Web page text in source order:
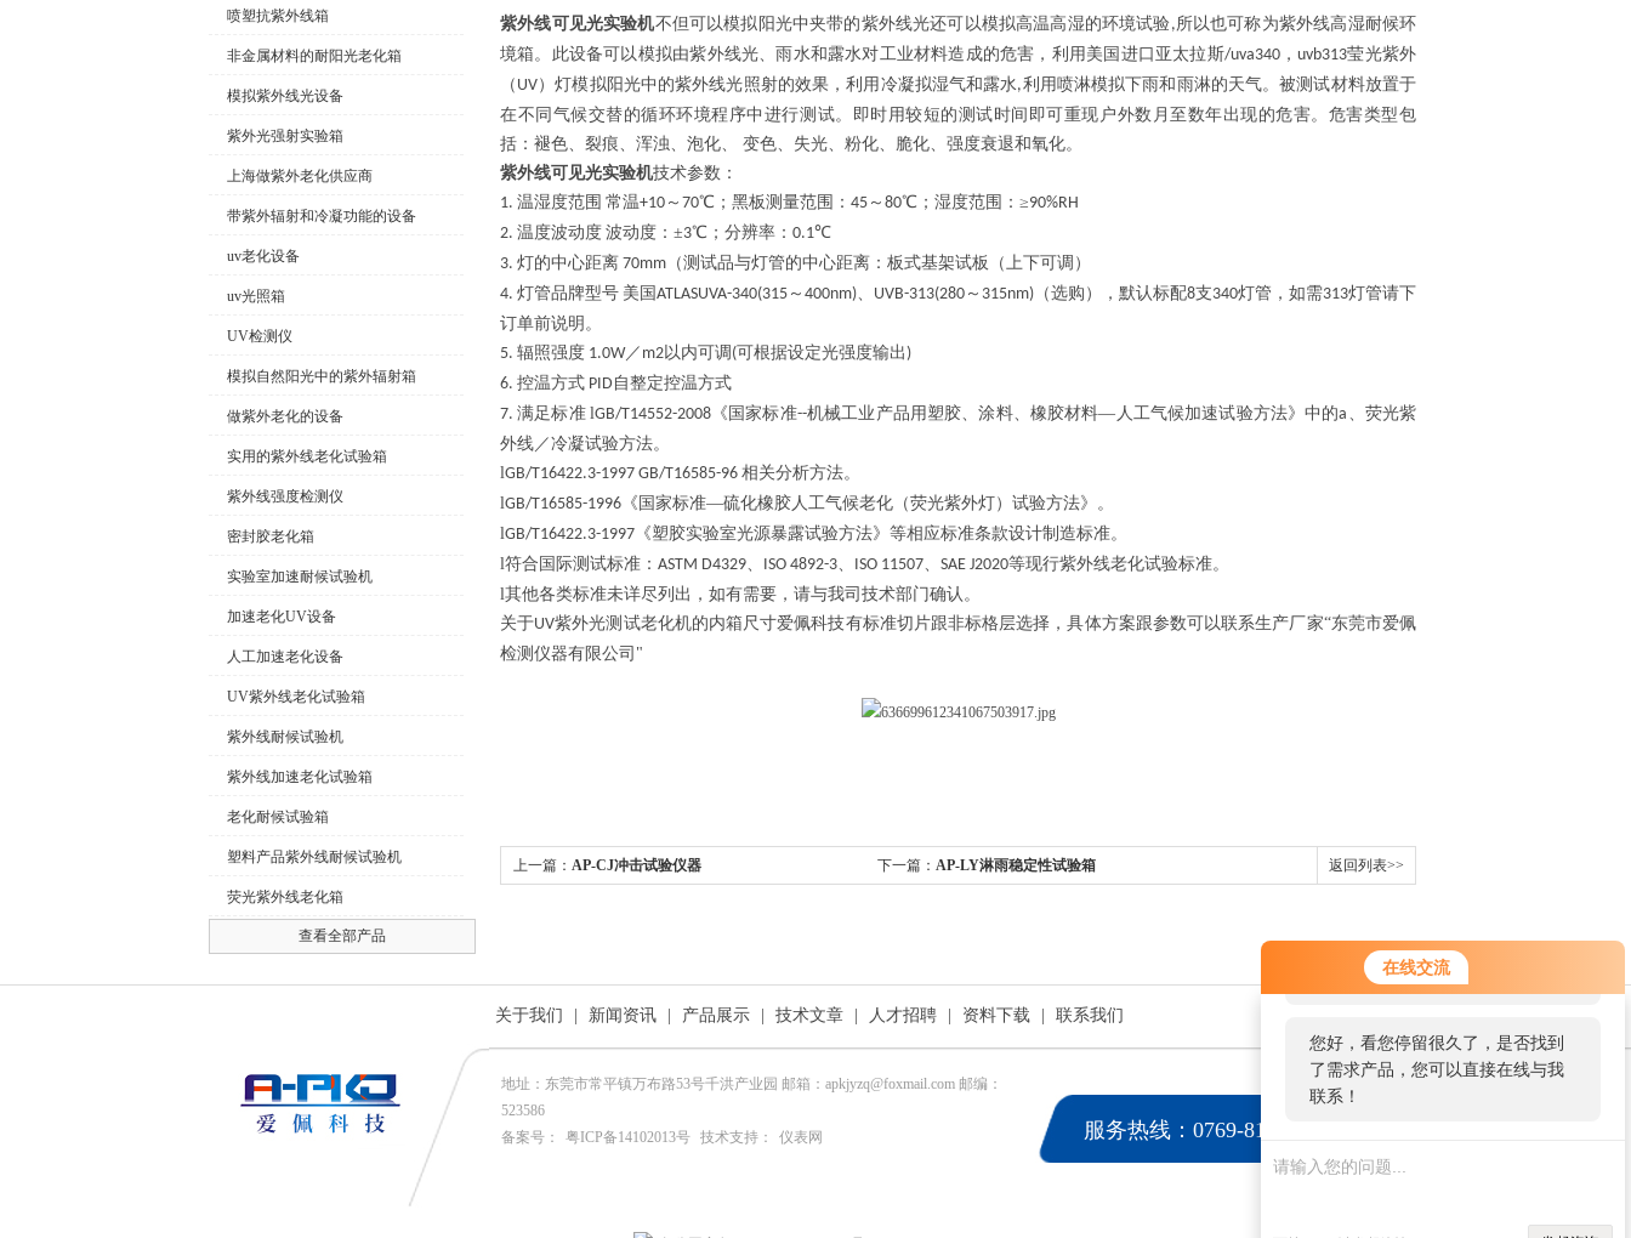
在线交流
您好！欢迎前来咨询，很高兴为您
服务，请问您要咨询什么问题呢？
您好，看您停留很久了，是否找到
了需求产品，您可以直接在线与我
联系！
喷塑抗紫外线箱
非金属材料的耐阳光老化箱
模拟紫外线光设备
紫外光强射实验箱
上海做紫外老化供应商
带紫外辐射和冷凝功能的设备
uv老化设备
uv光照箱
UV检测仪
模拟自然阳光中的紫外辐射箱
做紫外老化的设备
实用的紫外线老化试验箱
紫外线强度检测仪
密封胶老化箱
实验室加速耐候试验机
加速老化UV设备
人工加速老化设备
UV紫外线老化试验箱
紫外线耐候试验机
紫外线加速老化试验箱
老化耐候试验箱
塑料产品紫外线耐候试验机
荧光紫外线老化箱
查看全部产品
紫外线可见光实验机不但可以模拟阳光中夹带的紫外线光还可以模拟高温高湿的环境试验,所以也可称为紫外线高湿耐候环
境箱。此设备可以模拟由紫外线光、雨水和露水对工业材料造成的危害，利用美国进口亚太拉斯/uva340，uvb313莹光紫外
（ UV）灯模拟阳光中的紫外线光照射的效果，利用冷凝拟湿气和露水,利用喷淋模拟下雨和雨淋的天气。被测试材料放置于
在不同气候交替的循环环境程序中进行测试。即时用较短的测试时间即可重现户外数月至数年出现的危害。危害类型包
括：褪色、裂痕、浑浊、泡化、
变色、失光、粉化、脆化、强度衰退和氧化。
紫外线可见光实验机技术参数：
1. 温湿度范围 常温+10 ～ 70℃；黑板测量范围： 45 ～ 80℃；湿度范围：≥90%RH
2. 温度波动度 波动度： ±3℃；分辨率： 0.1℃
3. 灯的中心距离 70mm （测试品与灯管的中心距离：板式基架试板（上下可调）
4. 灯管品牌型号 美国 ATLASUVA-340(315 ～ 400nm)、 UVB-313(280 ～ 315nm) （选购），默认标配8支340灯管，如需313灯管请下
订单前说明。
5. 辐照强度 1.0W／ m2以内可调 (可根据设定光强度输出 )
6. 控温方式 PID自整定控温方式
7.满足标准 lGB/T14552-2008《国家标准--机械工业产品用塑胶、涂料、橡胶材料—人工气候加速试验方法》中的a 、荧光紫
外线／冷凝试验方法。
lGB/T16422.3-1997 GB/T16585-96 相关分析方法。
lGB/T16585-1996 《国家标准—硫化橡胶人工气候老化（荧光紫外灯）试验方法》。
lGB/T16422.3-1997 《塑胶实验室光源暴露试验方法》等相应标准条款设计制造标准。
l符合国际测试标准： ASTM D4329、 ISO 4892-3、 ISO 11507、 SAE J2020等现行紫外线老化试验标准。
l其他各类标准未详尽列出，如有需要，请与我司技术部门确认。
关于UV紫外光测试老化机的内箱尺寸爱佩科技有标准切片跟非标格层选择，具体方案跟参数可以联系生产厂家“东莞市爱佩
检测仪器有限公司"
上一篇： AP-CJ冲击试验仪器 下一篇： AP-LY淋雨稳定性试验箱 返回列表>>
关于我们 新闻资讯 产品展示 技术文章 人才招聘 资料下载 联系我们
地址：东莞市常平镇万布路53号千洪产业园 邮箱：apkjyzq@foxmail.com 邮编：
523586
备案号：
粤ICP备14102013号 技术支持： 仪表网 服务热线：0769-81015056